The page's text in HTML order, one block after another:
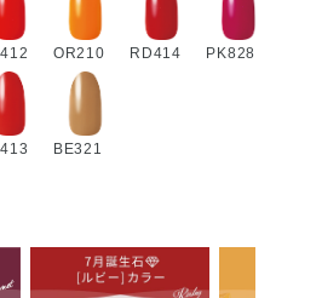
OR210 RD414 PK828
BE321